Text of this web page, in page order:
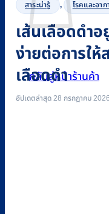
กลับสู่หน้าร้านค้า
สาระน่ารู้ , โรคและอา
เส้นเลือดดำ
ง่ายต่อการให้
เลือดดำ
อัปเดตล่าสุด 28 กรกฎาคม 2026